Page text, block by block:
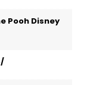
Pooh Disney